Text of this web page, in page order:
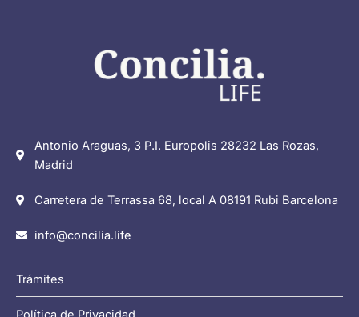
Antonio Araguas, 3 P.I. Europolis 28232 Las Rozas,
Madrid
Carretera de Terrassa 68, local A 08191 Rubi Barcelona
info@concilia.life
Trámites